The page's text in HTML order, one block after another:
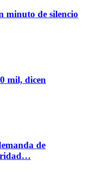
minuto de silencio
mil, dicen
de